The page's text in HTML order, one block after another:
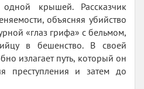
крышей. Рассказчик
объясняя убийство
«глаз грифа» с бельмом,
в бешенство. В своей
излагает путь, который он
преступления и затем до